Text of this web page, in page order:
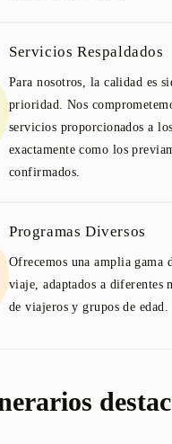
Servicios Respaldados
Para nosotros, la calidad es
prioridad. Nos
servicios proporcionados a
exactamente como los
confirmados.
Programas Diversos
Ofrecemos una amplia gama
viaje, adaptados a diferentes
de viajeros y grupos de edad.